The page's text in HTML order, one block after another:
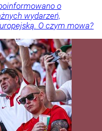
o
wydarzeń,
O czym mowa?